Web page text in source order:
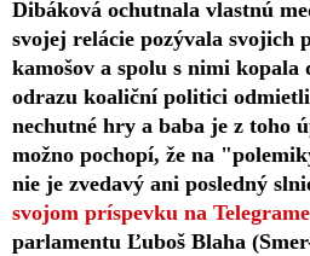
Dibáková ochutnala vlastnú
svojej relácie pozývala svojich
kamošov a spolu s nimi kopala
odrazu koaliční politici
nechutné hry a baba je z toho
možno pochopí, že na
nie je zvedavý ani posledný
svojom príspevku na Telegrame
parlamentu Ľuboš Blaha